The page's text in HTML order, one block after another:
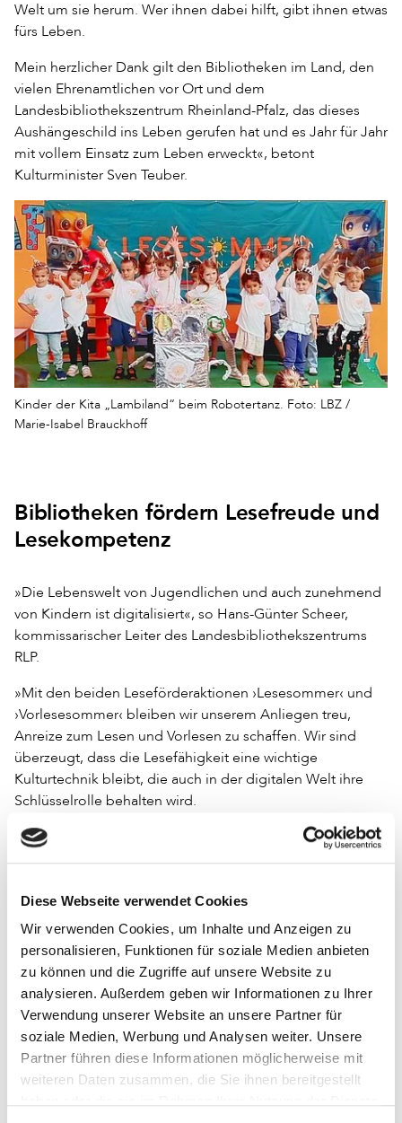
Diese Webseite verwendet Cookies
Wir verwenden Cookies, um Inhalte und Anzeigen zu
personalisieren, Funktionen für soziale Medien anbieten
zu können und die Zugriffe auf unsere Website zu
analysieren. Außerdem geben wir Informationen zu Ihrer
Verwendung unserer Website an unsere Partner für
soziale Medien, Werbung und Analysen weiter. Unsere
Partner führen diese Informationen möglicherweise mit
weiteren Daten zusammen, die Sie ihnen bereitgestellt
Welt um sie herum. Wer ihnen dabei hilft, gibt ihnen etwas
fürs Leben.
Mein herzlicher Dank gilt den Bibliotheken im Land, den
vielen Ehrenamtlichen vor Ort und dem
Landesbibliothekszentrum Rheinland-Pfalz, das dieses
Aushängeschild ins Leben gerufen hat und es Jahr für Jahr
mit vollem Einsatz zum Leben erweckt«, betont
Kulturminister Sven Teuber.
Kinder der Kita „Lambiland“ beim Robotertanz. Foto: LBZ /
Marie-Isabel Brauckhoff
Bibliotheken fördern Lesefreude und
Lesekompetenz
»Die Lebenswelt von Jugendlichen und auch zunehmend
von Kindern ist digitalisiert«, so Hans-Günter Scheer,
kommissarischer Leiter des Landesbibliothekszentrums
RLP.
»Mit den beiden Leseförderaktionen ›Lesesommer‹ und
›Vorlesesommer‹ bleiben wir unserem Anliegen treu,
Anreize zum Lesen und Vorlesen zu schaffen. Wir sind
überzeugt, dass die Lesefähigkeit eine wichtige
Kulturtechnik bleibt, die auch in der digitalen Welt ihre
Schlüsselrolle behalten wird.
Mit dem ›Lesesommer‹ und ›Vorlesesommer‹ vermitteln
Generationen.
Sie bildet die Grundlage für einen kompetenten und
verantwortungsvollen Umgang mit Medien, der für eine
demokratische und gesellschaftliche Teilhabe wichtiger ist
denn je.«
Beide Aktionen fördern sowohl die Lesefertigkeit als auch
die Kreativität bei Kindern und Jugendlichen. Neu in
diesem Jahr ist die Möglichkeit, einen gestalterischen